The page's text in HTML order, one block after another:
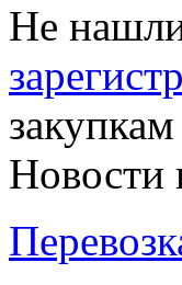
Не
Новости